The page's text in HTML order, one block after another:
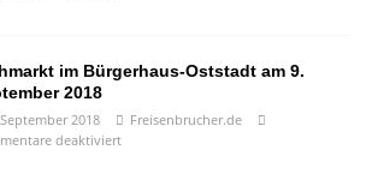
im Bürgerhaus-Oststadt am 9.
2018
2018
Freisenbrucher.de
deaktiviert